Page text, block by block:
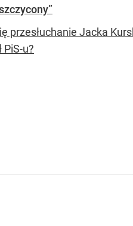
przesłuchanie Jacka
PiS-u?